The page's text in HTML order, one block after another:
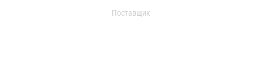
Поставщик